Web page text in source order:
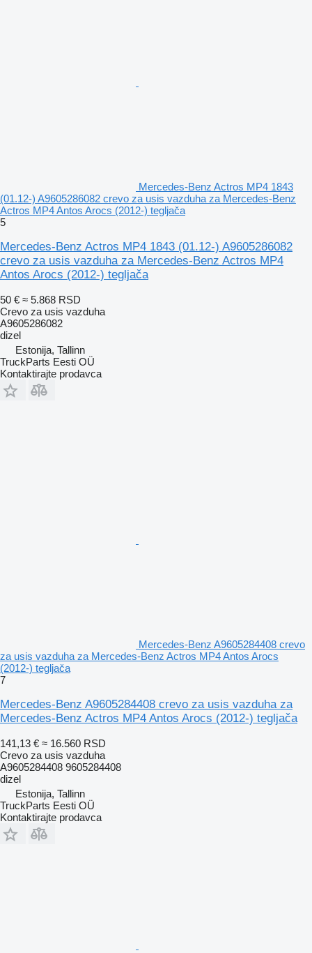
Mercedes-Benz Actros MP4 1843
(01.12-) A9605286082 crevo za usis vazduha za Mercedes-Benz
Actros MP4 Antos Arocs (2012-) tegljača
5
Mercedes-Benz Actros MP4 1843 (01.12-) A9605286082
crevo za usis vazduha za Mercedes-Benz Actros MP4
Antos Arocs (2012-) tegljača
50 € ≈ 5.868 RSD
Crevo za usis vazduha
A9605286082
dizel
Estonija, Tallinn
TruckParts Eesti OÜ
Kontaktirajte prodavca
Mercedes-Benz A9605284408 crevo
za usis vazduha za Mercedes-Benz Actros MP4 Antos Arocs
(2012-) tegljača
7
Mercedes-Benz A9605284408 crevo za usis vazduha za
Mercedes-Benz Actros MP4 Antos Arocs (2012-) tegljača
141,13 € ≈ 16.560 RSD
Crevo za usis vazduha
A9605284408 9605284408
dizel
Estonija, Tallinn
TruckParts Eesti OÜ
Kontaktirajte prodavca